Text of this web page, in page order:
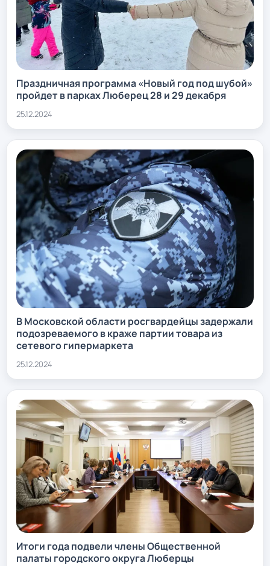
Праздничная программа «Новый год под шубой»
пройдет в парках Люберец 28 и 29 декабря
25.12.2024
В Московской области росгвардейцы задержали
подозреваемого в краже партии товара из
сетевого гипермаркета
25.12.2024
Итоги года подвели члены Общественной
палаты городского округа Люберцы